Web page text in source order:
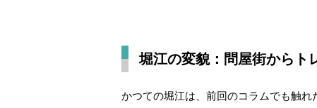
堀江の変貌：問屋街からト
かつての堀江は、前回のコラムでも触れ